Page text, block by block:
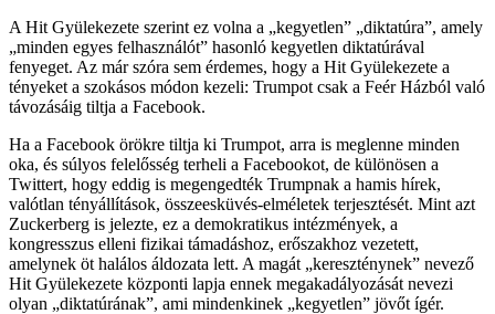
A Hit Gyülekezete szerint ez volna a „kegyetlen” „diktatúra”, amely
„minden egyes felhasználót” hasonló kegyetlen diktatúrával
fenyeget. Az már szóra sem érdemes, hogy a Hit Gyülekezete a
tényeket a szokásos módon kezeli: Trumpot csak a Feér Házból való
távozásáig tiltja a Facebook.
Ha a Facebook örökre tiltja ki Trumpot, arra is meglenne minden
oka, és súlyos felelősség terheli a Facebookot, de különösen a
Twittert, hogy eddig is megengedték Trumpnak a hamis hírek,
valótlan tényállítások, összeesküvés-elméletek terjesztését. Mint azt
Zuckerberg is jelezte, ez a demokratikus intézmények, a
kongresszus elleni fizikai támadáshoz, erőszakhoz vezetett,
amelynek öt halálos áldozata lett. A magát „kereszténynek” nevező
Hit Gyülekezete központi lapja ennek megakadályozását nevezi
olyan „diktatúrának”, ami mindenkinek „kegyetlen” jövőt ígér.